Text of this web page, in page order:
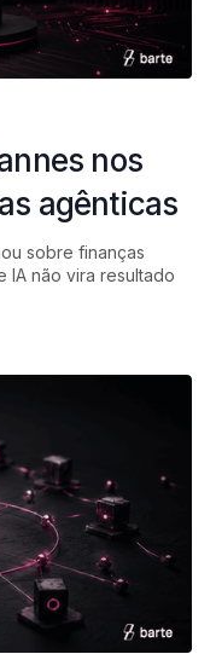
nos
agênticas
sobre finanças
IA não vira resultado